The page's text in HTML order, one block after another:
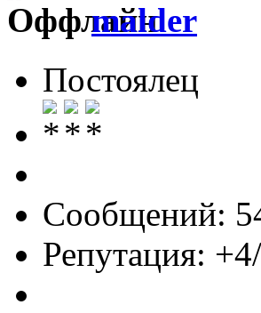
malder
Постоялец
Сообщений:
Репутация: